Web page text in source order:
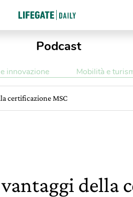
Podcast
innovazione Mobilità e
certificazione MSC
della